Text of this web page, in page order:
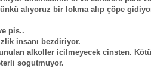
alıyoruz bir lokma alıp çöpe
pis..
insanı bezdiriyor.
alkoller icilmeyecek cinsten.
sogutmuyor.